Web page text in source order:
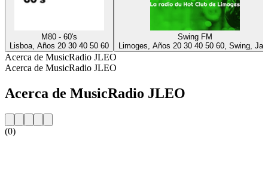
M80 - 60's
Lisboa, Años 20 30 40 50 60
Swing FM
Limoges, Años 20 30 40 50 60, Swing,
Acerca de MusicRadio JLEO
Acerca de MusicRadio JLEO
Acerca de MusicRadio JLEO
(0)